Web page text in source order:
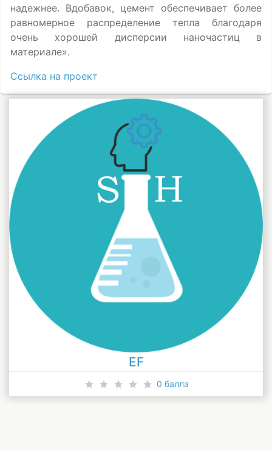
надежнее. Вдобавок, цемент обеспечивает более
равномерное распределение тепла благодаря
очень хорошей дисперсии наночастиц в
материале».
Ссылка на проект
EF
0 балла